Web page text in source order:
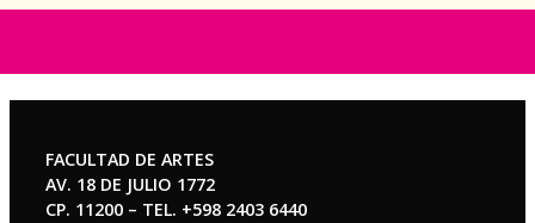
FACULTAD DE ARTES
AV. 18 DE JULIO 1772
CP. 11200 – TEL. +598 2403 6440